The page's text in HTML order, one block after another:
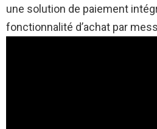
une solution de paiement
fonctionnalité d’achat par